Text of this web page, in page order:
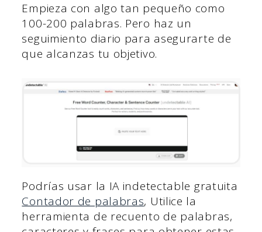
Empieza con algo tan pequeño como
100-200 palabras. Pero haz un
seguimiento diario para asegurarte de
que alcanzas tu objetivo.
Podrías usar la IA indetectable gratuita
Contador de palabras, Utilice la
herramienta de recuento de palabras,